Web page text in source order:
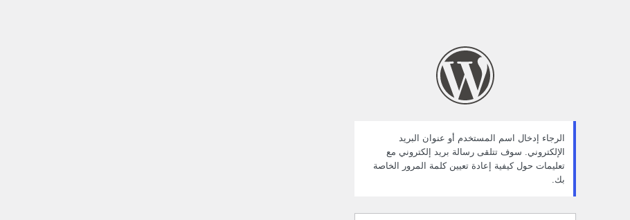
الرجاء إدخال اسم المستخدم أو عنوان البريد
الإلكتروني. سوف تتلقى رسالة بريد إلكتروني مع
تعليمات حول كيفية إعادة تعيين كلمة المرور الخاصة
بك.